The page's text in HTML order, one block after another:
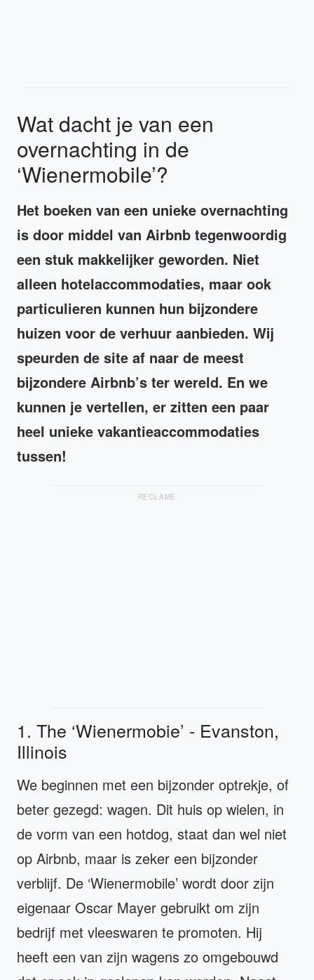
Wat dacht je van een
overnachting in de
‘Wienermobile’?
Het boeken van een unieke overnachting
is door middel van Airbnb tegenwoordig
een stuk makkelijker geworden. Niet
alleen hotelaccommodaties, maar ook
particulieren kunnen hun bijzondere
huizen voor de verhuur aanbieden. Wij
speurden de site af naar de meest
bijzondere Airbnb’s ter wereld. En we
kunnen je vertellen, er zitten een paar
heel unieke vakantieaccommodaties
tussen!
RECLAME
1. The ‘Wienermobie’ - Evanston,
Illinois
We beginnen met een bijzonder optrekje, of
beter gezegd: wagen. Dit huis op wielen, in
de vorm van een hotdog, staat dan wel niet
op Airbnb, maar is zeker een bijzonder
verblijf. De ‘Wienermobile’ wordt door zijn
eigenaar Oscar Mayer gebruikt om zijn
bedrijf met vleeswaren te promoten. Hij
heeft een van zijn wagens zo omgebouwd